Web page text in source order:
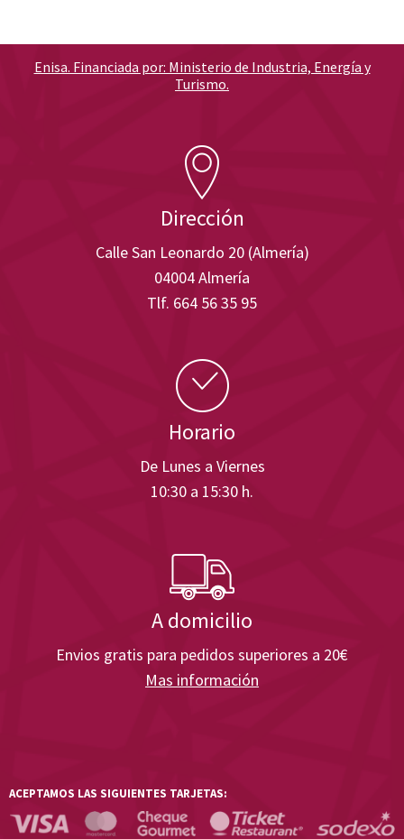
Dirección
Calle San Leonardo 20 (Almería)
04004 Almería
Tlf. 664 56 35 95
Horario
De Lunes a Viernes
10:30 a 15:30 h.
A domicilio
Envios gratis para pedidos superiores a 20€
Mas información
Enisa. Financiada por: Ministerio de Industria, Energía y
Turismo.
ACEPTAMOS LAS SIGUIENTES TARJETAS: